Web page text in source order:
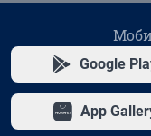
Google
App